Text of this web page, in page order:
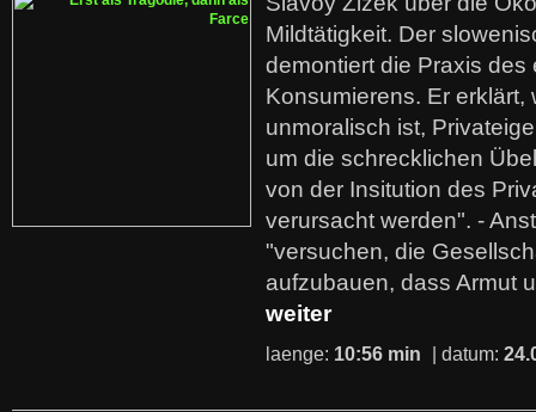
Mildtätigkeit. Der
demontiert die Praxis des
Konsumierens. Er erklärt,
unmoralisch ist,
um die schrecklichen
von der Insitution des
verursacht werden". -
"versuchen, die
aufzubauen, dass Armut
weiter
laenge: 10:56 min | datum: